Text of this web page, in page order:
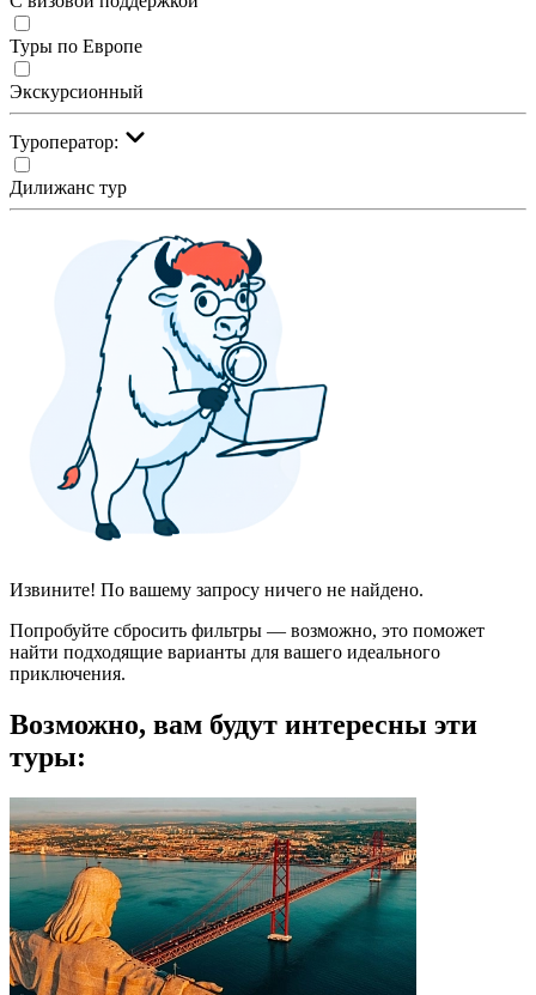
Туры по Европе
Экскурсионный
Туроператор:
Дилижанс тур
Извините! По вашему запросу ничего не найдено.
Попробуйте сбросить фильтры — возможно, это поможет
найти подходящие варианты для вашего идеального
приключения.
Возможно, вам будут интересны эти
туры: